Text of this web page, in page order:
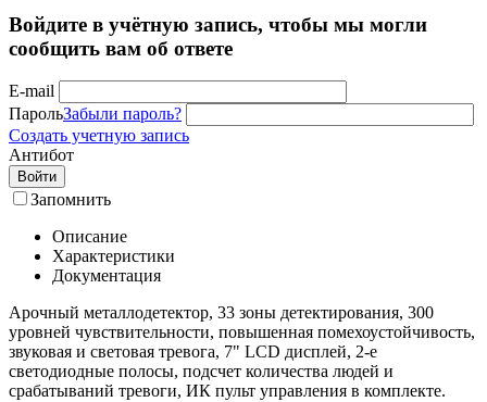
Войдите в учётную запись, чтобы мы могли
сообщить вам об ответе
E-mail
ПарольЗабыли пароль?
Создать учетную запись
Антибот
Войти
Запомнить
Описание
Характеристики
Документация
Арочный металлодетектор, 33 зоны детектирования, 300
уровней чувствительности, повышенная помехоустойчивость,
звуковая и световая тревога, 7" LCD дисплей, 2-е
светодиодные полосы, подсчет количества людей и
срабатываний тревоги, ИК пульт управления в комплекте.